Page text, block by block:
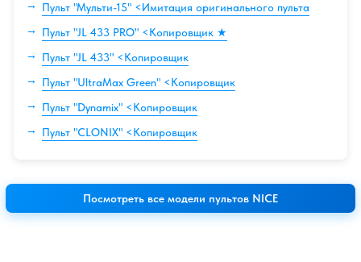
Пульт "Мульти-15" <Имитация оригинального пульта
Пульт "JL 433 PRO" <Копировщик ★
Пульт "JL 433" <Копировщик
Пульт "UltraMax Green" <Копировщик
Пульт "Dynamix" <Копировщик
Пульт "CLONIX" <Копировщик
Посмотреть все модели пультов NICE